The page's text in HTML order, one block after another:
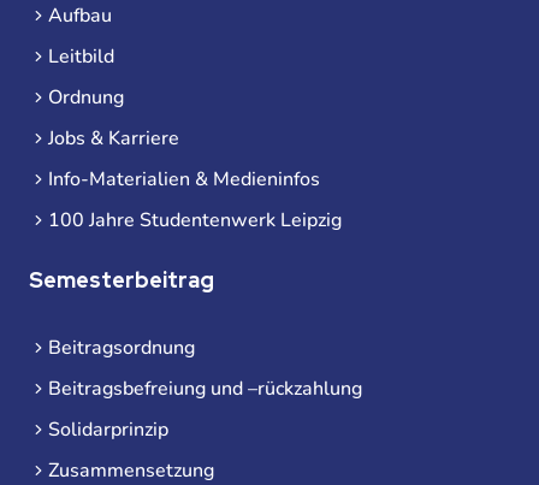
Aufbau
Leitbild
Ordnung
Jobs & Karriere
Info-Materialien & Medieninfos
100 Jahre Studentenwerk Leipzig
Semesterbeitrag
Beitragsordnung
Beitragsbefreiung und –rückzahlung
Solidarprinzip
Zusammensetzung